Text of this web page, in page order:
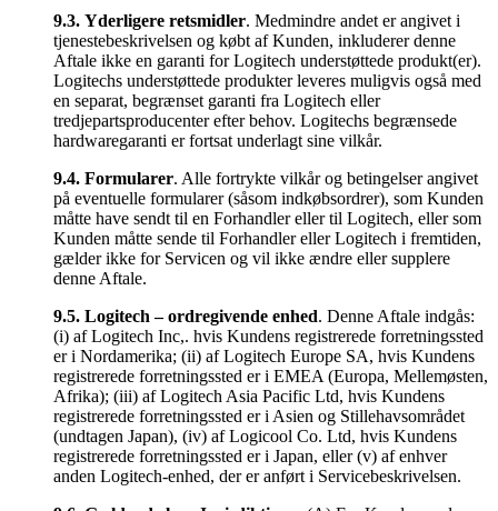
9.3. Yderligere retsmidler. Medmindre andet er angivet i
tjenestebeskrivelsen og købt af Kunden, inkluderer denne
Aftale ikke en garanti for Logitech understøttede produkt(er).
Logitechs understøttede produkter leveres muligvis også med
en separat, begrænset garanti fra Logitech eller
tredjepartsproducenter efter behov. Logitechs begrænsede
hardwaregaranti er fortsat underlagt sine vilkår.
9.4. Formularer. Alle fortrykte vilkår og betingelser angivet
på eventuelle formularer (såsom indkøbsordrer), som Kunden
måtte have sendt til en Forhandler eller til Logitech, eller som
Kunden måtte sende til Forhandler eller Logitech i fremtiden,
gælder ikke for Servicen og vil ikke ændre eller supplere
denne Aftale.
9.5. Logitech – ordregivende enhed. Denne Aftale indgås:
(i) af Logitech Inc,. hvis Kundens registrerede forretningssted
er i Nordamerika; (ii) af Logitech Europe SA, hvis Kundens
registrerede forretningssted er i EMEA (Europa, Mellemøsten,
Afrika); (iii) af Logitech Asia Pacific Ltd, hvis Kundens
registrerede forretningssted er i Asien og Stillehavsområdet
(undtagen Japan), (iv) af Logicool Co. Ltd, hvis Kundens
registrerede forretningssted er i Japan, eller (v) af enhver
anden Logitech-enhed, der er anført i Servicebeskrivelsen.